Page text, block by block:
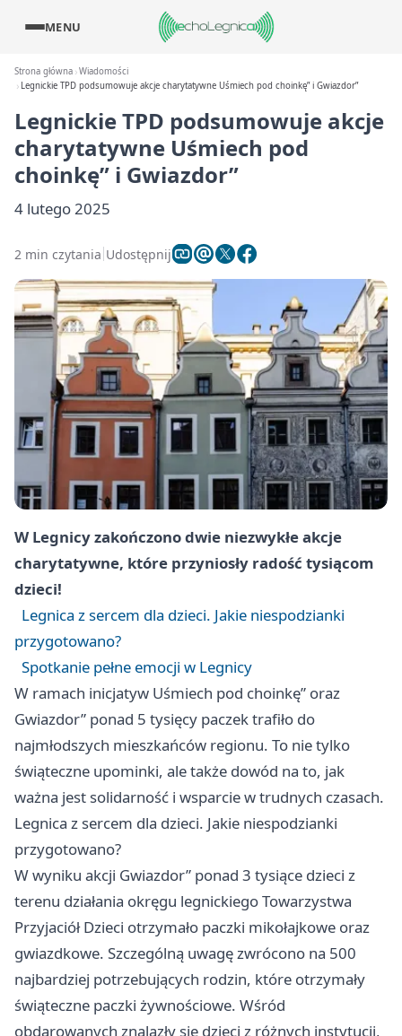
MENU
Strona główna Wiadomości
Legnickie TPD podsumowuje akcje charytatywne Uśmiech pod choinkę” i Gwiazdor”
Legnickie TPD podsumowuje akcje
charytatywne Uśmiech pod
choinkę” i Gwiazdor”
4 lutego 2025
2 min czytania Udostępnij
W Legnicy zakończono dwie niezwykłe akcje
charytatywne, które przyniosły radość tysiącom
dzieci!
Legnica z sercem dla dzieci. Jakie niespodzianki
przygotowano?
Spotkanie pełne emocji w Legnicy
W ramach inicjatyw Uśmiech pod choinkę” oraz
Gwiazdor” ponad 5 tysięcy paczek trafiło do
najmłodszych mieszkańców regionu. To nie tylko
świąteczne upominki, ale także dowód na to, jak
ważna jest solidarność i wsparcie w trudnych czasach.
Legnica z sercem dla dzieci. Jakie niespodzianki
przygotowano?
W wyniku akcji Gwiazdor” ponad 3 tysiące dzieci z
terenu działania okręgu legnickiego Towarzystwa
Przyjaciół Dzieci otrzymało paczki mikołajkowe oraz
gwiazdkowe. Szczególną uwagę zwrócono na 500
najbardziej potrzebujących rodzin, które otrzymały
świąteczne paczki żywnościowe. Wśród
obdarowanych znalazły się dzieci z różnych instytucji,